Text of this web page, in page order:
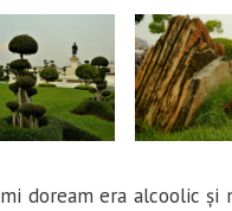
doream era alcoolic